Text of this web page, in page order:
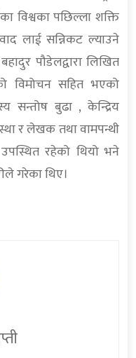
विश्वका पछिल्ला शक्ति
लाई सन्निकट ल्याउने
पौडेलद्वारा लिखित
विमोचन सहित भएको
सन्तोष बुढा , केन्द्रिय
र लेखक तथा वामपन्थी
रहेको थियो भने
गरेका थिए।